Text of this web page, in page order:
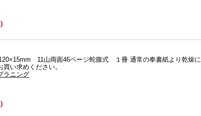
11山両面46ページ蛇腹式 １冊 通常の奉書紙より乾燥に
い求めください。
ラニング